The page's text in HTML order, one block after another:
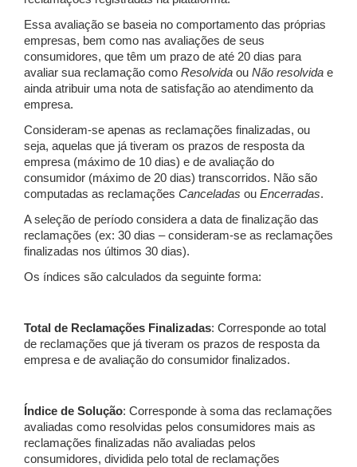
Essa avaliação se baseia no comportamento das próprias
empresas, bem como nas avaliações de seus
consumidores, que têm um prazo de até 20 dias para
avaliar sua reclamação como Resolvida ou Não resolvida e
ainda atribuir uma nota de satisfação ao atendimento da
empresa.
Consideram-se apenas as reclamações finalizadas, ou
seja, aquelas que já tiveram os prazos de resposta da
empresa (máximo de 10 dias) e de avaliação do
consumidor (máximo de 20 dias) transcorridos. Não são
computadas as reclamações Canceladas ou Encerradas.
A seleção de período considera a data de finalização das
reclamações (ex: 30 dias – consideram-se as reclamações
finalizadas nos últimos 30 dias).
Os índices são calculados da seguinte forma:
Total de Reclamações Finalizadas: Corresponde ao total
de reclamações que já tiveram os prazos de resposta da
empresa e de avaliação do consumidor finalizados.
Índice de Solução: Corresponde à soma das reclamações
avaliadas como resolvidas pelos consumidores mais as
reclamações finalizadas não avaliadas pelos
consumidores, dividida pelo total de reclamações